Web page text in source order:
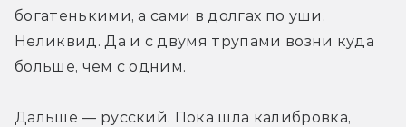
богатенькими, а сами в долгах по уши.
Неликвид. Да и с двумя трупами возни куда
больше, чем с одним.
Дальше — русский. Пока шла калибровка,